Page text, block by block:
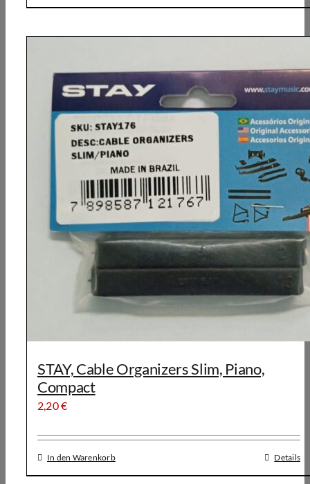
STAY, Cable Organizers Slim, Piano,
Compact
2,20€
In den Warenkorb Details